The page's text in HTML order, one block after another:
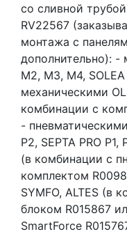
со сливной
RV22567
монтажа с
дополнительно): -
M2, M3, M4,
механическими
комбинации с
- пневматическими
P2, SEPTA PRO P1,
(в комбинации с
комплектом
SYMFO, ALTES (в
блоком R015867
SmartForce